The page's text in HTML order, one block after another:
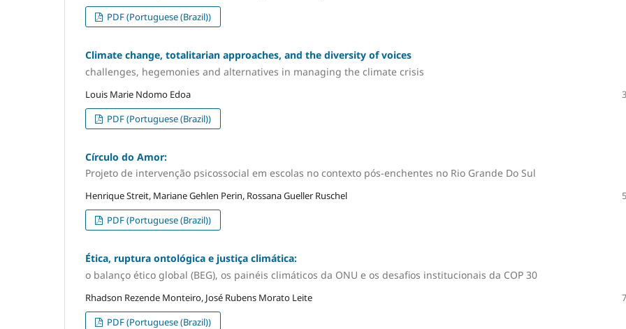
PDF (Portuguese (Brazil))
Climate change, totalitarian approaches, and the diversity of voices
challenges, hegemonies and alternatives in managing the climate crisis
Louis Marie Ndomo Edoa
PDF (Portuguese (Brazil))
Círculo do Amor:
Projeto de intervenção psicossocial em escolas no contexto pós-enchentes no Rio Grande Do Sul
Henrique Streit, Mariane Gehlen Perin, Rossana Gueller Ruschel
PDF (Portuguese (Brazil))
Ética, ruptura ontológica e justiça climática:
o balanço ético global (BEG), os painéis climáticos da ONU e os desafios institucionais da COP 30
Rhadson Rezende Monteiro, José Rubens Morato Leite
PDF (Portuguese (Brazil))